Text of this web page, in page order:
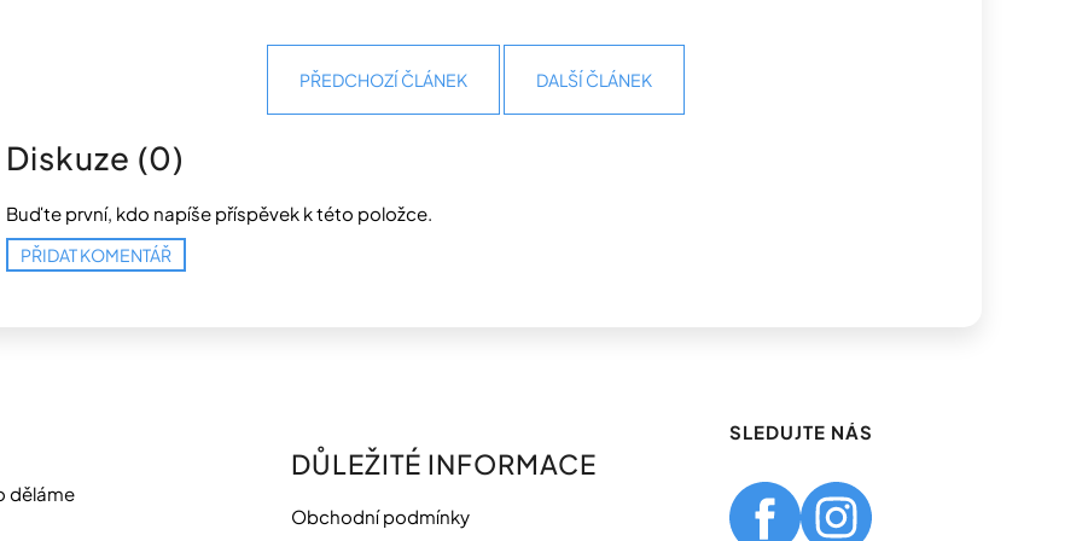
PŘEDCHOZÍ ČLÁNEK DALŠÍ ČLÁNEK
Diskuze (0)
Buďte první, kdo napíše příspěvek k této položce.
PŘIDAT KOMENTÁŘ
děláme
DŮLEŽITÉ INFORMACE
Obchodní podmínky
SLEDUJTE NÁS